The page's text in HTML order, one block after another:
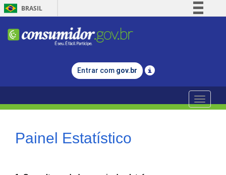
BRASIL
Acesso à informação
Legislação
Entrar com gov.br
Toggle
Painel Estatístico